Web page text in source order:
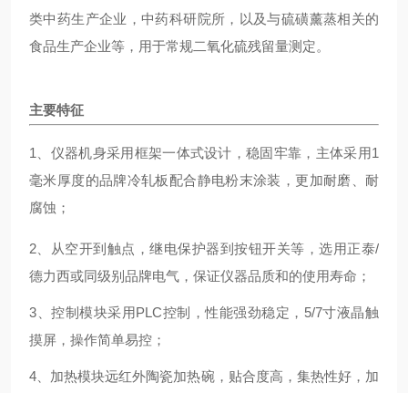
类中药生产企业，中药科研院所，以及与硫磺薰蒸相关的
食品生产企业等，用于常规二氧化硫残留量测定。
主要特征
1、仪器机身采用框架一体式设计，稳固牢靠，主体采用1
毫米厚度的品牌冷轧板配合静电粉末涂装，更加耐磨、耐
腐蚀；
2、从空开到触点，继电保护器到按钮开关等，选用正泰/
德力西或同级别品牌电气，保证仪器品质和的使用寿命；
3、控制模块采用PLC控制，性能强劲稳定，5/7寸液晶触
摸屏，操作简单易控；
4、加热模块远红外陶瓷加热碗，贴合度高，集热性好，加